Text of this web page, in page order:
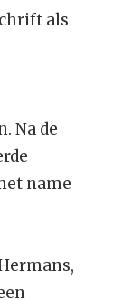
als
Na de
name